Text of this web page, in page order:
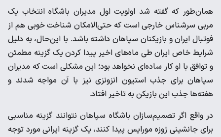
همان‌طور که گفته شد اولویت اول مدیران باشگاه انتخاب یک
مربی سرشناس خارجی است که حتی‌الامکان شناخت خوبی هم از
فوتبال ایران و بازیکنان سپاهان داشته باشد. با این‌حال، به دلیل
شرایط خاص ایران طی ماه‌های اخیر پیدا کردن یک گزینه مطمئن
و توافق با او کار ساده‌ای نخواهد بود؛ این مشکلی است که مدیران
سپاهان برای جذب استیون انزونزی نیز با آن مواجه شدند و
هفته‌ها جذب این بازیکن به تاخیر افتاد.
در واقع اگر تصمیم‌سازان باشگاه سپاهان نتوانند گزینه مناسبی
برای جانشینی ژوزه مورایس پیدا کنند، یک گزینه ایرانی مورد توجه